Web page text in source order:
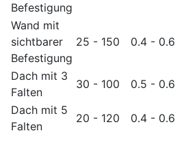
Befestigung
Wand mit
sichtbarer
Befestigung
25 - 150 0.4 - 0.6
Dach mit 3
Falten
30 - 100 0.5 - 0.6
Dach mit 5
Falten
20 - 120 0.4 - 0.6